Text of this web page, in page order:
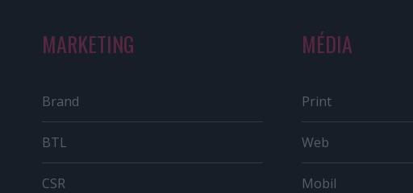
MARKETING
Brand
BTL
CSR
MÉDIA
Print
Web
Mobil